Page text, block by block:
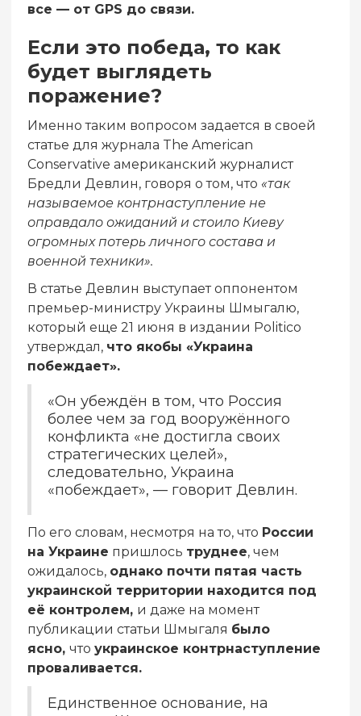
все — от GPS до связи.
Если это победа, то как
будет выглядеть
поражение?
Именно таким вопросом задается в своей
статье для журнала The American
Conservative американский журналист
Бредли Девлин, говоря о том, что «так
называемое контрнаступление не
оправдало ожиданий и стоило Киеву
огромных потерь личного состава и
военной техники».
В статье Девлин выступает оппонентом
премьер-министру Украины Шмыгалю,
который еще 21 июня в издании Politico
утверждал, что якобы «Украина
побеждает».
«Он убеждён в том, что Россия
более чем за год вооружённого
конфликта «не достигла своих
стратегических целей»,
следовательно, Украина
«побеждает», — говорит Девлин.
По его словам, несмотря на то, что России
на Украине пришлось труднее, чем
ожидалось, однако почти пятая часть
украинской территории находится под
её контролем, и даже на момент
публикации статьи Шмыгаля было
ясно, что украинское контрнаступление
проваливается.
Единственное основание, на